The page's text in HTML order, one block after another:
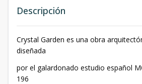
Descripción
Crystal Garden es una obra
diseñada
por el galardonado estudio español
196